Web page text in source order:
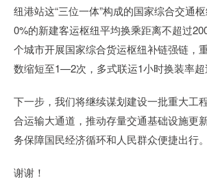
纽港站这“三位一体”构成的国家综合交通
0%的新建客运枢纽平均换乘距离不超过
个城市开展国家综合货运枢纽补链强链，
数缩短至1—2次，多式联运1小时换装率超
下一步，我们将继续谋划建设一批重大工
合运输大通道，推动存量交通基础设施更
务保障国民经济循环和人民群众便捷出行。
谢谢！